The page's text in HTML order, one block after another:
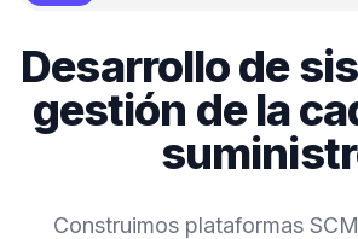
Desarrollo de
gestión de la
Construimos plataformas